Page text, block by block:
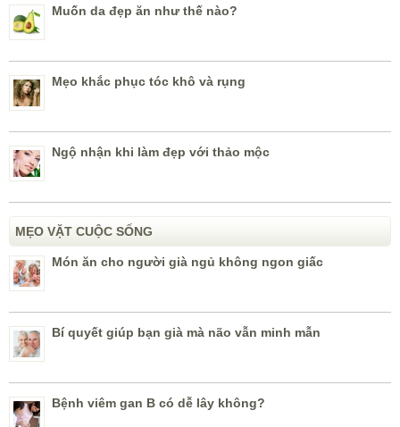
Muốn da đẹp ăn như thế nào?
Mẹo khắc phục tóc khô và rụng
Ngộ nhận khi làm đẹp với thảo mộc
MẸO VẶT CUỘC SỐNG
Món ăn cho người già ngủ không ngon giấc
Bí quyết giúp bạn già mà não vẫn minh mẫn
Bệnh viêm gan B có dễ lây không?